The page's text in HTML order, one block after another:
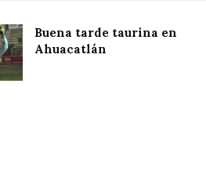
Buena tarde taurina en
Ahuacatlán